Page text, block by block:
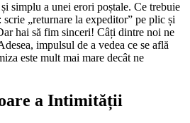
simplu a unei erori poștale. Ce trebuie
„returnare la expeditor” pe plic și
hai să fim sinceri! Câți dintre noi ne
impulsul de a vedea ce se află
este mult mai mare decât ne
a Intimității